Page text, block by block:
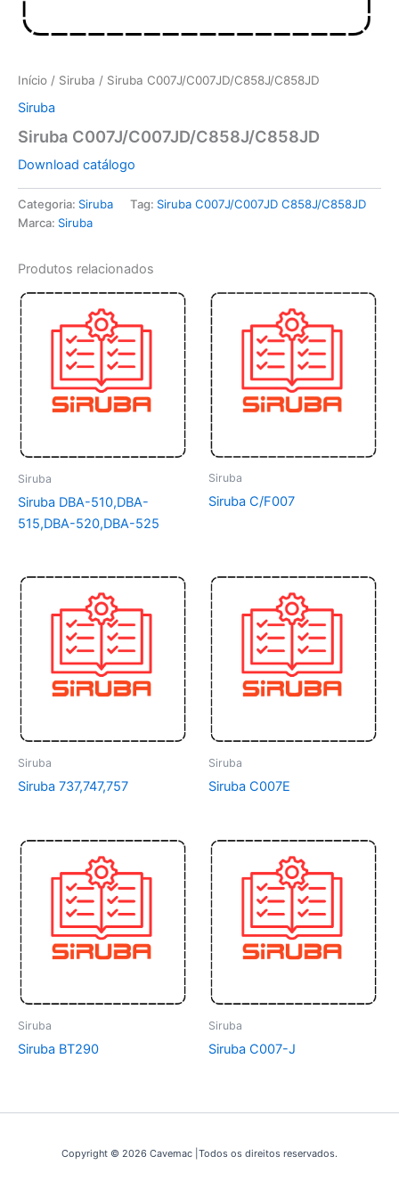
Início / Siruba / Siruba C007J/C007JD/C858J/C858JD
Siruba
Siruba C007J/C007JD/C858J/C858JD
Download catálogo
Categoria: Siruba Tag: Siruba C007J/C007JD C858J/C858JD
Marca: Siruba
Produtos relacionados
Siruba
Siruba DBA-510,DBA-
515,DBA-520,DBA-525
Siruba
Siruba C/F007
Siruba
Siruba 737,747,757
Siruba
Siruba C007E
Siruba
Siruba BT290
Siruba
Siruba C007-J
Copyright © 2026 Cavemac |Todos os direitos reservados.